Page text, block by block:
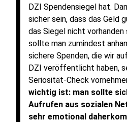
DZI Spendensiegel hat.
sicher sein, dass das Geld
das Siegel nicht vorhanden
sollte man zumindest
sichere Spenden, die wir auf
DZI veröffentlicht haben,
Seriosität-Check
wichtig ist: man sollte
Aufrufen aus sozialen
sehr emotional